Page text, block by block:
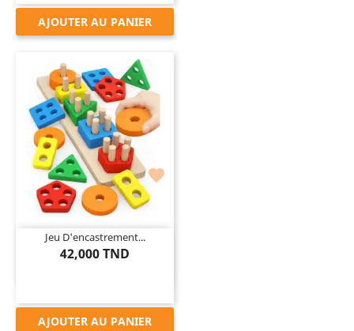
AJOUTER AU PANIER

Jeu D'encastrement...
42,000 TND
AJOUTER AU PANIER